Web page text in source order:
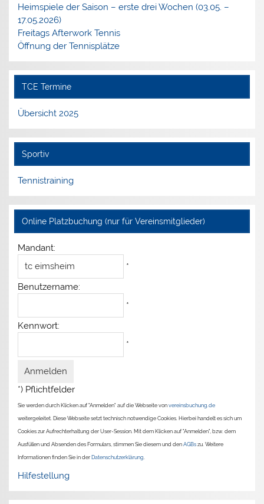
Heimspiele der Saison – erste drei Wochen (03.05. –
17.05.2026)
Freitags Afterwork Tennis
Öffnung der Tennisplätze
TCE Termine
Übersicht 2025
Sportiv
Tennistraining
Online Platzbuchung (nur für Vereinsmitglieder)
Mandant:
*
Benutzername:
*
Kennwort:
*
*) Pflichtfelder
Sie werden durch Klicken auf "Anmelden" auf die Webseite vonvereinsbuchung.de
weitergeleitet. Diese Webseite setzt technisch notwendige Cookies. Hierbei handelt es sich um
Cookies zur Aufrechterhaltung der User-Session. Mit dem Klicken auf "Anmelden", bzw. dem
Ausfüllen und Absenden des Formulars, stimmen Sie diesem und denAGBs zu. Weitere
Informationen finden Sie in der Datenschutzerklärung
Hilfestellung